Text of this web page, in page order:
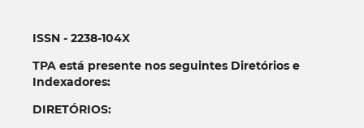
ISSN - 2238-104X
TPA está presente nos seguintes Diretórios e
Indexadores:
DIRETÓRIOS: